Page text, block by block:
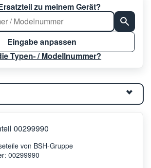
zu meinem Gerät?
Eingabe anpassen
Typen- / Modellnummer?
00299990
von BSH-Gruppe
00299990